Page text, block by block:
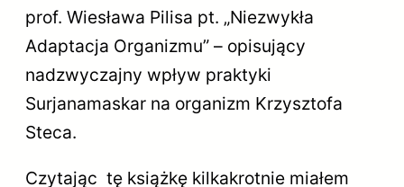
prof. Wiesława Pilisa pt. „Niezwykła
Adaptacja Organizmu” – opisujący
nadzwyczajny wpływ praktyki
Surjanamaskar na organizm Krzysztofa
Steca.
Czytając tę książkę kilkakrotnie miałem